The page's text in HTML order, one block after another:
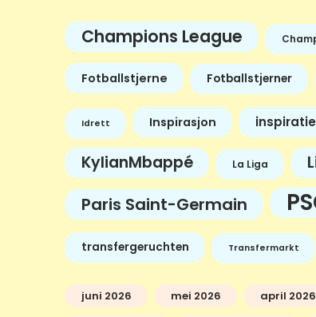
Champions League
Fotballstjerne Fotballstjerner
Idrett Inspirasjon inspiratie
KylianMbappé La Liga
Paris Saint-Germain
transfergeruchten Transfermarkt
juni 2026 mei 2026 april 2026